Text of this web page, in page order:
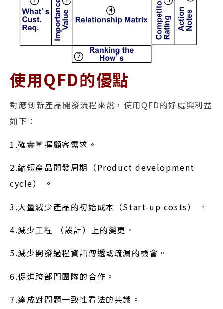
使用QFD的優點
對應到新產品開發流程來說，使用QFD的好處與利益
如下：
1.確實掌握顧客需求。
2.縮短產品開發周期（Product development
cycle） 。
3.大量減少產品的初始成本（Start-up costs） 。
4.減少工程 （設計）上的變更。
5.減少開發過程資訊傳遞或疏漏的機會。
6.促進跨部門團隊的合作。
7.達成對問題一致性看法的共識。